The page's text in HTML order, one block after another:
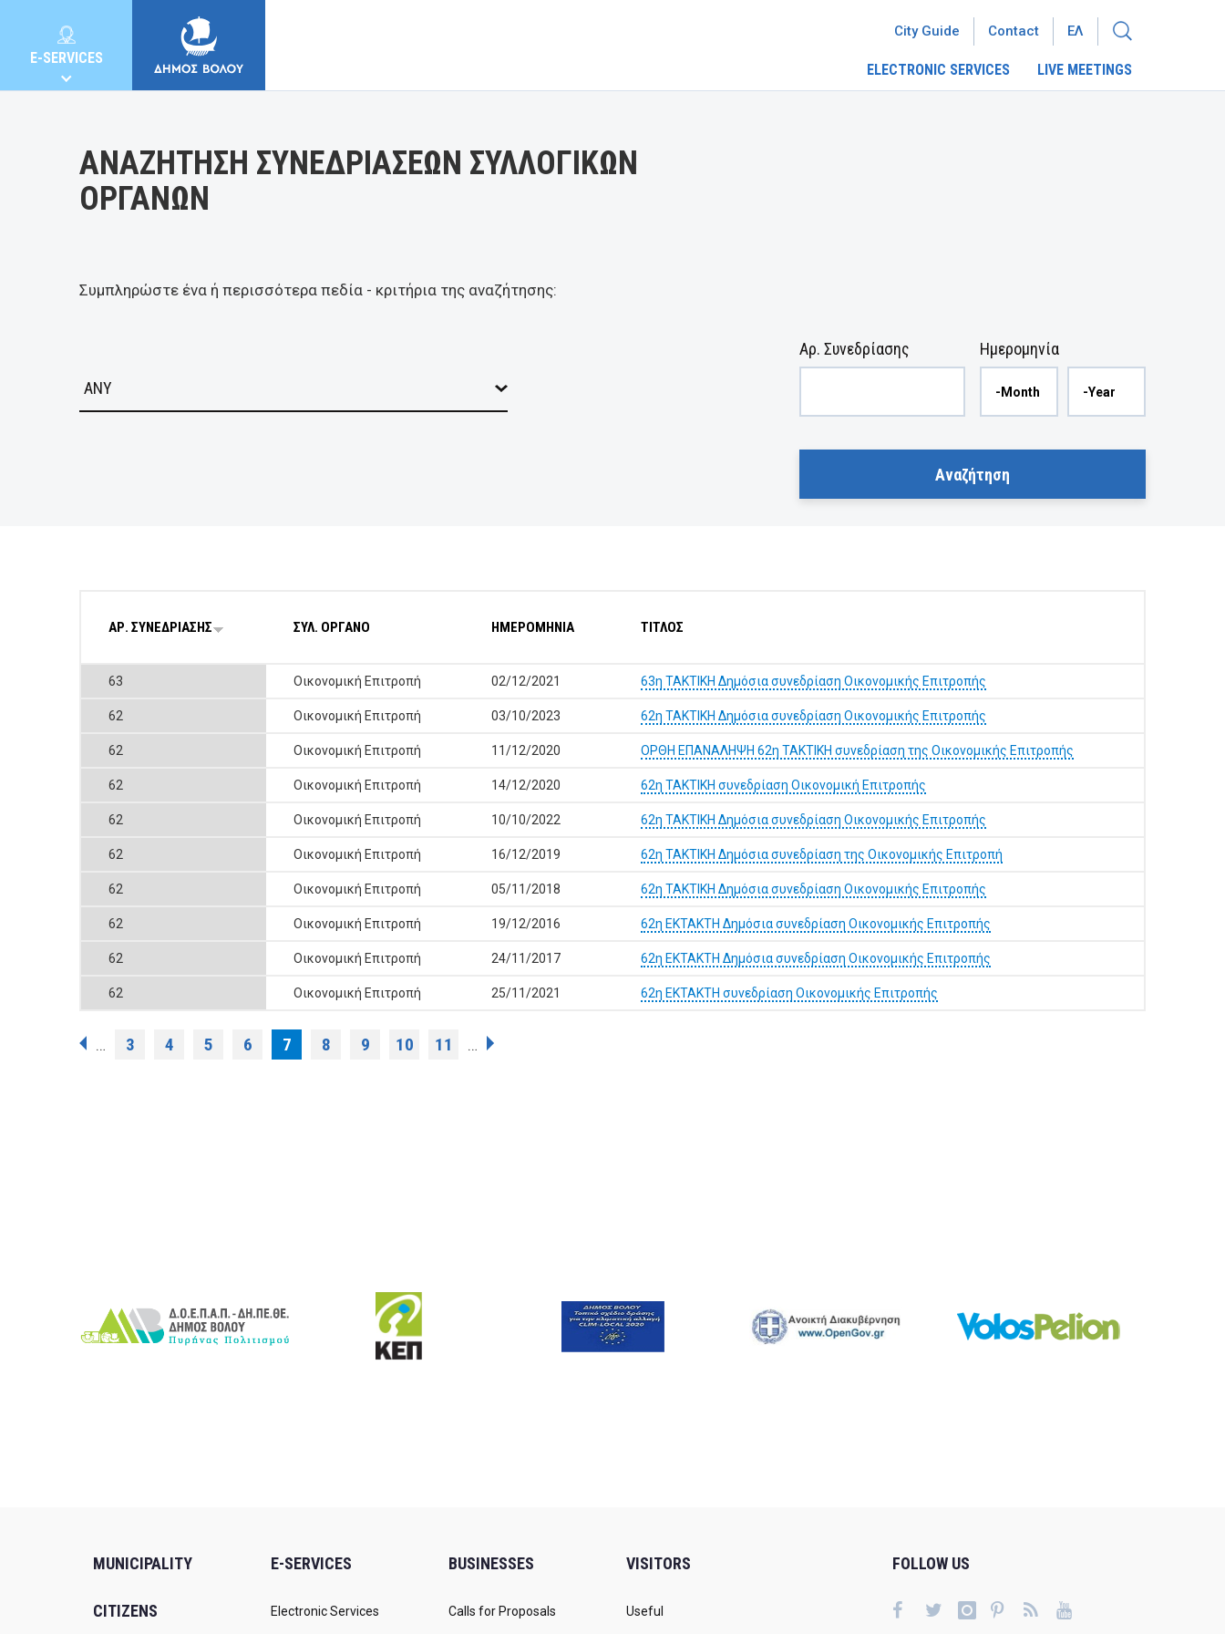
E-SERVICES
BUSINESSES
ELECTRONIC SERVICES LIVE MEETINGS
City Guide Contact ΕΛ
ΑΝΑΖΗΤΗΣΗ ΣΥΝΕΔΡΙΑΣΕΩΝ ΣΥΛΛΟΓΙΚΩΝ
ΟΡΓΑΝΩΝ
Συμπληρώστε ένα ή περισσότερα πεδία - κριτήρια της αναζήτησης:
Ημερομηνία
Αρ. Συνεδρίασης
ΑΡ. ΣΥΝΕΔΡΙΑΣΗΣ ΣΥΛ. ΟΡΓΑΝΟ ΗΜΕΡΟΜΗΝΙΑ ΤΙΤΛΟΣ
63 Οικονομική Επιτροπή 02/12/2021 63η ΤΑΚΤΙΚΗ Δημόσια συνεδρίαση Οικονομικής Επιτροπής
62 Οικονομική Επιτροπή 03/10/2023 62η ΤΑΚΤΙΚΗ Δημόσια συνεδρίαση Οικονομικής Επιτροπής
62 Οικονομική Επιτροπή 11/12/2020 ΟΡΘΗ ΕΠΑΝΑΛΗΨΗ 62η ΤΑΚΤΙΚΗ συνεδρίαση της Οικονομικής Επιτροπής
62 Οικονομική Επιτροπή 14/12/2020 62η ΤΑΚΤΙΚΗ συνεδρίαση Οικονομική Επιτροπής
62 Οικονομική Επιτροπή 10/10/2022 62η ΤΑΚΤΙΚΗ Δημόσια συνεδρίαση Οικονομικής Επιτροπής
62 Οικονομική Επιτροπή 16/12/2019 62η ΤΑΚΤΙΚΗ Δημόσια συνεδρίαση της Οικονομικής Επιτροπή
62 Οικονομική Επιτροπή 05/11/2018 62η ΤΑΚΤΙΚΗ Δημόσια συνεδρίαση Οικονομικής Επιτροπής
62 Οικονομική Επιτροπή 19/12/2016 62η ΕΚΤΑΚΤΗ Δημόσια συνεδρίαση Οικονομικής Επιτροπής
62 Οικονομική Επιτροπή 24/11/2017 62η ΕΚΤΑΚΤΗ Δημόσια συνεδρίαση Οικονομικής Επιτροπής
62 Οικονομική Επιτροπή 25/11/2021 62η ΕΚΤΑΚΤΗ συνεδρίαση Οικονομικής Επιτροπής
Pages
… 3 4 5 6 7 8 9 10 11 …
MUNICIPALITY
CITIZENS
E-SERVICES
Electronic Services
BUSINESSES
Calls for Proposals
VISITORS
Useful
FOLLOW US